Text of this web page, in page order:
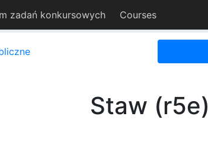
zadań konkursowych Courses
Staw (r5e)